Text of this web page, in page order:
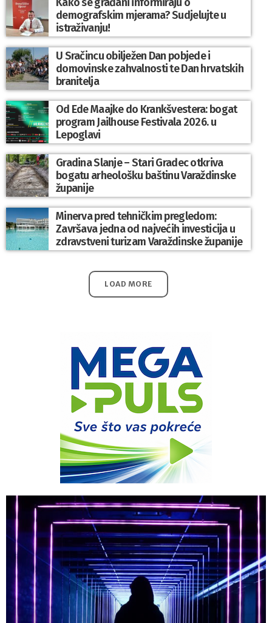
demografskim mjerama? Sudjelujte u
istraživanju!
U Sračincu obilježen Dan pobjede i
domovinske zahvalnosti te Dan hrvatskih
branitelja
Od Ede Maajke do Krankšvestera: bogat
program Jailhouse Festivala 2026. u
Lepoglavi
Gradina Slanje – Stari Gradec otkriva
bogatu arheološku baštinu Varaždinske
županije
Minerva pred tehničkim pregledom:
Završava jedna od najvećih investicija u
zdravstveni turizam Varaždinske županije
LOAD MORE